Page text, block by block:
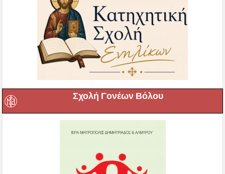
Σχολή Γονέων Βόλου